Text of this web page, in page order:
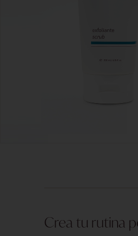
Crea tu rutina